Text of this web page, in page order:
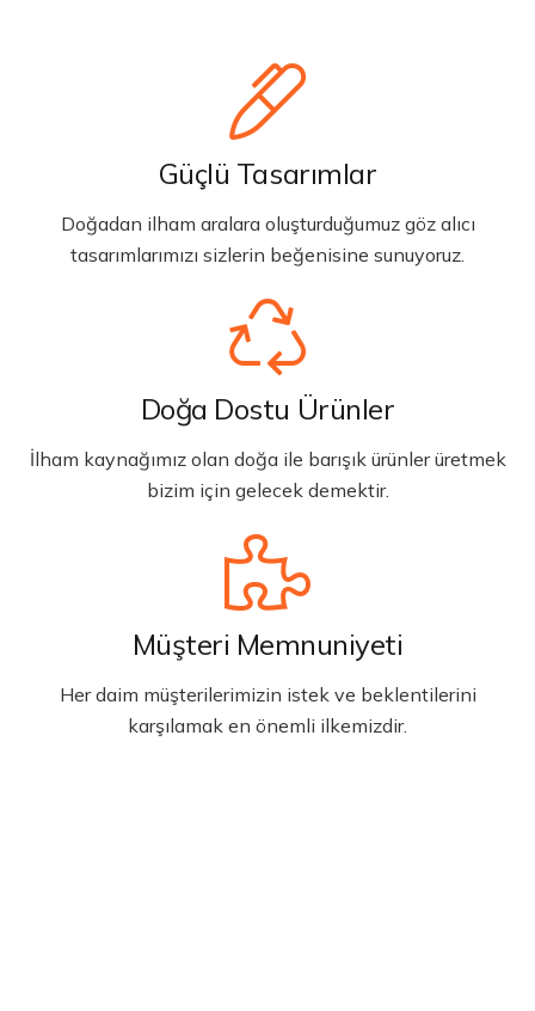
Güçlü Tasarımlar
Doğadan ilham aralara oluşturduğumuz göz alıcı
tasarımlarımızı sizlerin beğenisine sunuyoruz.
Doğa Dostu Ürünler
İlham kaynağımız olan doğa ile barışık ürünler üretmek
bizim için gelecek demektir.
Müşteri Memnuniyeti
Her daim müşterilerimizin istek ve beklentilerini
karşılamak en önemli ilkemizdir.